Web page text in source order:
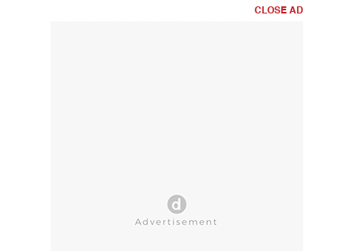
CLOSE AD